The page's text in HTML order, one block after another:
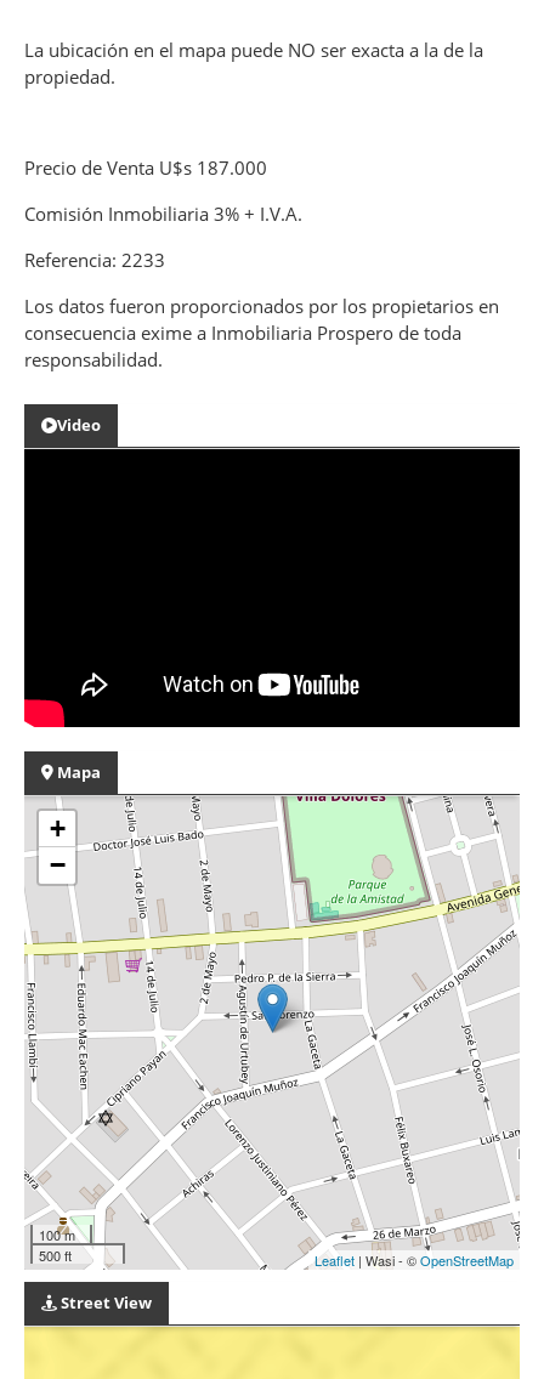
La ubicación en el mapa puede NO ser exacta a la de la
propiedad.
Precio de Venta U$s 187.000
Comisión Inmobiliaria 3% + I.V.A.
Referencia: 2233
Los datos fueron proporcionados por los propietarios en
consecuencia exime a Inmobiliaria Prospero de toda
responsabilidad.
Video
Mapa
+
−
100 m
500 ft
Leaflet | Wasi - ©OpenStreetMap
Street View